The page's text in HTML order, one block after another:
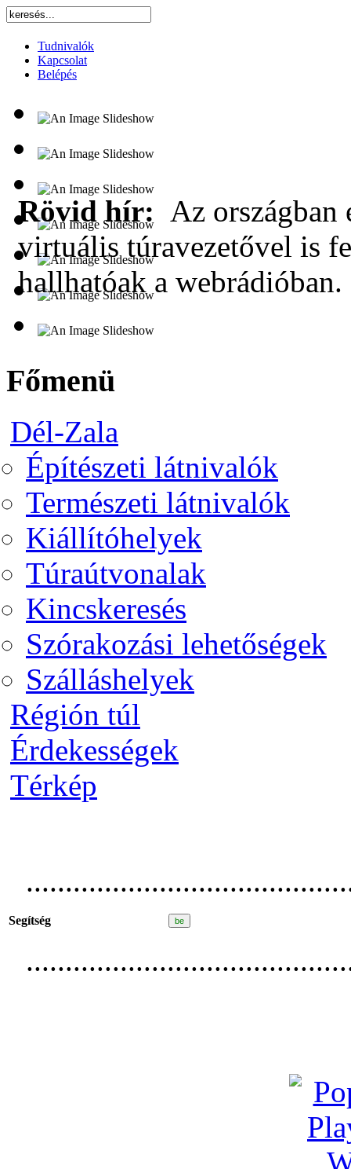
Tudnivalók
Kapcsolat
Belépés
Rövid hír: Az
virtuális túravezetővel is
hallhatóak a webrádióban.
Főmenü
Dél-Zala
Építészeti látnivalók
Természeti látnivalók
Kiállítóhelyek
Túraútvonalak
Kincskeresés
Szórakozási lehetőségek
Szálláshelyek
Régión túl
Érdekességek
Térkép
Segítség